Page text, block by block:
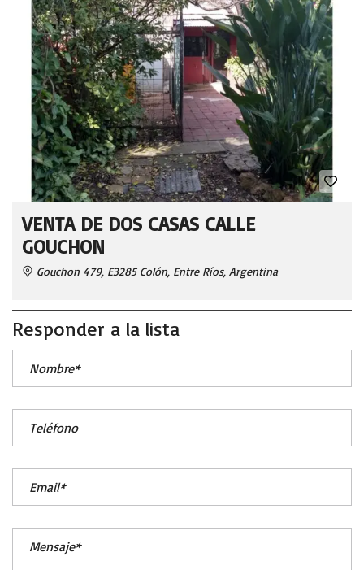
VENTA DE DOS CASAS CALLE
GOUCHON
Gouchon 479, E3285 Colón, Entre Ríos, Argentina
Responder a la lista